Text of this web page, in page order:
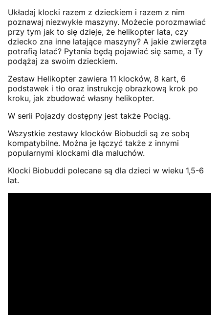
Układaj klocki razem z dzieckiem i razem z nim
poznawaj niezwykłe maszyny. Możecie porozmawiać
przy tym jak to się dzieje, że helikopter lata, czy
dziecko zna inne latające maszyny? A jakie zwierzęta
potrafią latać? Pytania będą pojawiać się same, a Ty
podążaj za swoim dzieckiem.
Zestaw Helikopter zawiera 11 klocków, 8 kart, 6
podstawek i tło oraz instrukcję obrazkową krok po
kroku, jak zbudować własny helikopter.
W serii Pojazdy dostępny jest także Pociąg.
Wszystkie zestawy klocków Biobuddi są ze sobą
kompatybilne. Można je łączyć także z innymi
popularnymi klockami dla maluchów.
Klocki Biobuddi polecane są dla dzieci w wieku 1,5-6
lat.